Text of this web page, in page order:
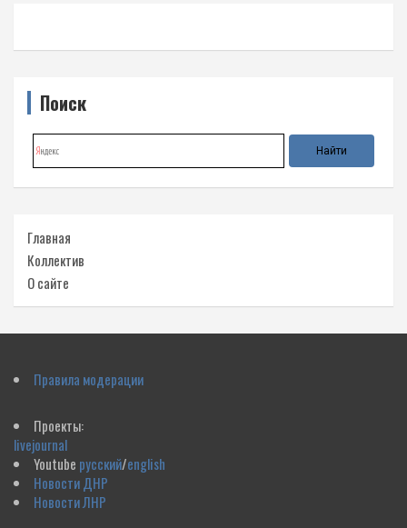
Поиск
Главная
Коллектив
О сайте
Правила модерации
Проекты:
livejournal
Youtube русский/english
Новости ДНР
Новости ЛНР